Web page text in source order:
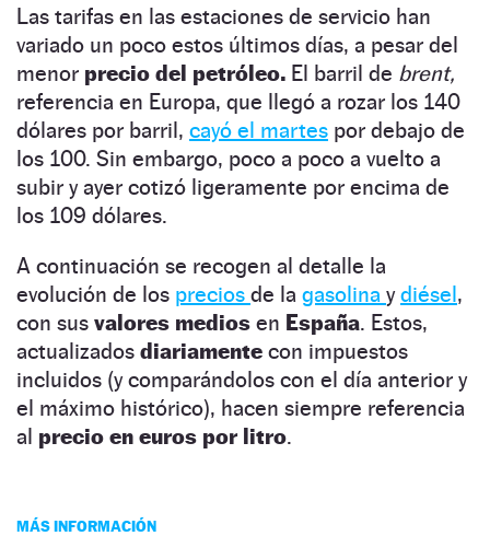
Las tarifas en las estaciones de servicio han
variado un poco estos últimos días, a pesar del
menor precio del petróleo. El barril de brent,
referencia en Europa, que llegó a rozar los 140
dólares por barril, cayó el martes por debajo de
los 100. Sin embargo, poco a poco a vuelto a
subir y ayer cotizó ligeramente por encima de
los 109 dólares.
A continuación se recogen al detalle la
evolución de los precios de la gasolina ydiésel,
con sus valores medios en España. Estos,
actualizados diariamente con impuestos
incluidos (y comparándolos con el día anterior y
el máximo histórico), hacen siempre referencia
al precio en euros por litro.
MÁS INFORMACIÓN